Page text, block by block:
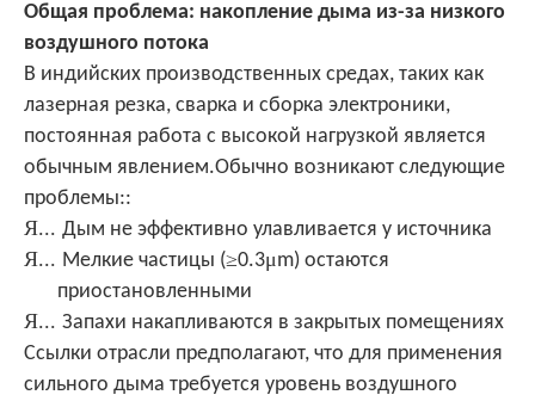
Общая проблема: накопление дыма из-за низкого
воздушного потока
В индийских производственных средах, таких как
лазерная резка, сварка и сборка электроники,
постоянная работа с высокой нагрузкой является
обычным явлением.Обычно возникают следующие
проблемы::
Я... Дым не эффективно улавливается у источника
Я... Мелкие частицы (≥0.3μm) остаются
приостановленными
Я... Запахи накапливаются в закрытых помещениях
Ссылки отрасли предполагают, что для применения
сильного дыма требуется уровень воздушного